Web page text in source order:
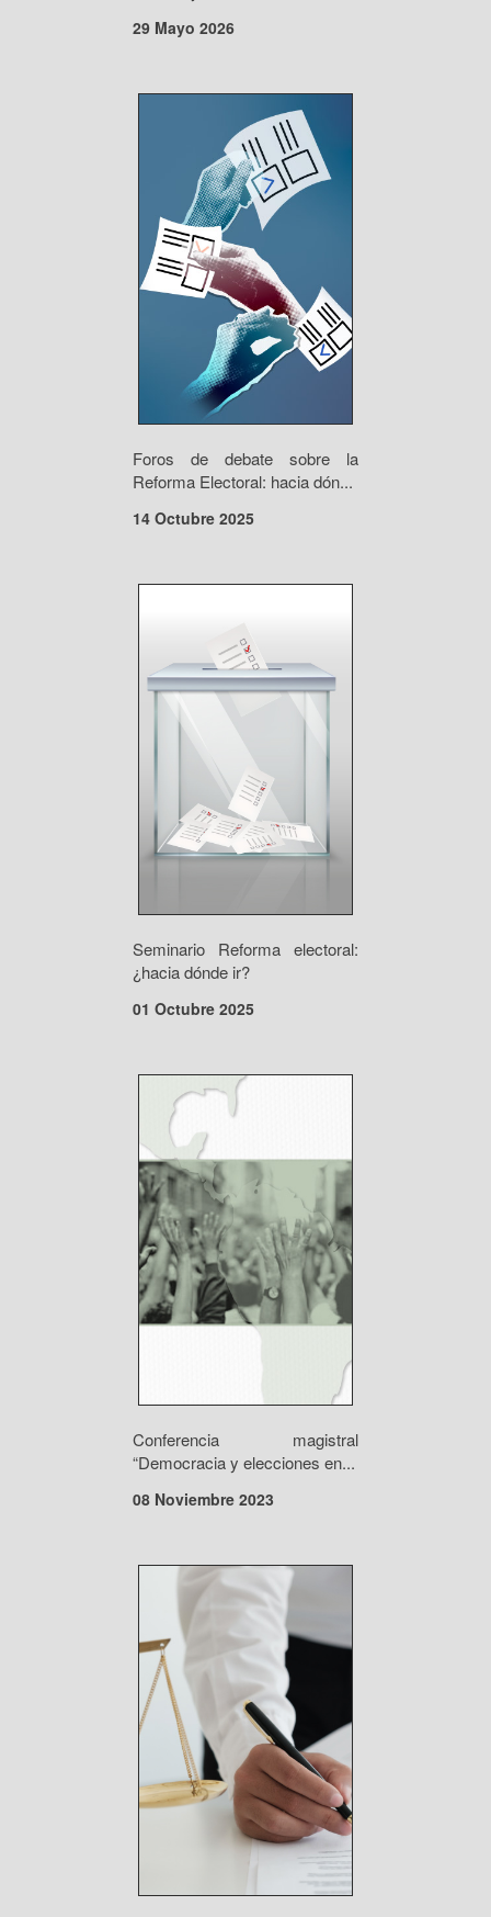
29 Mayo 2026
Foros de debate sobre la
Reforma Electoral: hacia dón...
14 Octubre 2025
Seminario Reforma electoral:
¿hacia dónde ir?
01 Octubre 2025
Conferencia magistral
“Democracia y elecciones en...
08 Noviembre 2023